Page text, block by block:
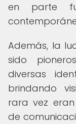
en parte
Además, la
sido
diversas
brindando
rara vez
de